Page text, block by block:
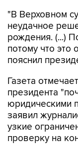
"В Верховном
неудачное
рождения. (...)
потому что это
пояснил
Газета
президента
юридическими
заявил
узкие
проверку на